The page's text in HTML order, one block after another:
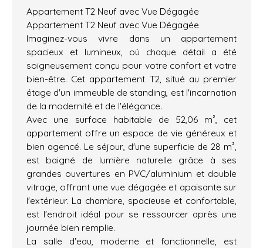
Appartement T2 Neuf avec Vue Dégagée
Appartement T2 Neuf avec Vue Dégagée
Imaginez-vous vivre dans un appartement
spacieux et lumineux, où chaque détail a été
soigneusement conçu pour votre confort et votre
bien-être. Cet appartement T2, situé au premier
étage d'un immeuble de standing, est l'incarnation
de la modernité et de l'élégance.
Avec une surface habitable de 52,06 m², cet
appartement offre un espace de vie généreux et
bien agencé. Le séjour, d'une superficie de 28 m²,
est baigné de lumière naturelle grâce à ses
grandes ouvertures en PVC/aluminium et double
vitrage, offrant une vue dégagée et apaisante sur
l'extérieur. La chambre, spacieuse et confortable,
est l'endroit idéal pour se ressourcer après une
journée bien remplie.
La salle d'eau, moderne et fonctionnelle, est